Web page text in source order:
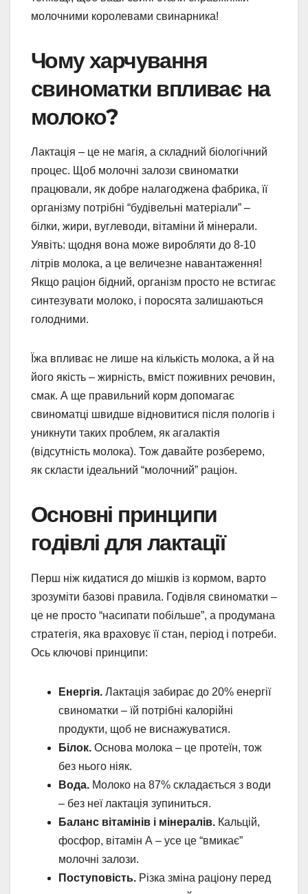
молочними королевами свинарника!
Чому харчування
свиноматки впливає на
молоко?
Лактація – це не магія, а складний біологічний
процес. Щоб молочні залози свиноматки
працювали, як добре налагоджена фабрика, її
організму потрібні “будівельні матеріали” –
білки, жири, вуглеводи, вітаміни й мінерали.
Уявіть: щодня вона може виробляти до 8-10
літрів молока, а це величезне навантаження!
Якщо раціон бідний, організм просто не встигає
синтезувати молоко, і поросята залишаються
голодними.
Їжа впливає не лише на кількість молока, а й на
його якість – жирність, вміст поживних речовин,
смак. А ще правильний корм допомагає
свиноматці швидше відновитися після пологів і
уникнути таких проблем, як агалактія
(відсутність молока). Тож давайте розберемо,
як скласти ідеальний “молочний” раціон.
Основні принципи
годівлі для лактації
Перш ніж кидатися до мішків із кормом, варто
зрозуміти базові правила. Годівля свиноматки –
це не просто “насипати побільше”, а продумана
стратегія, яка враховує її стан, період і потреби.
Ось ключові принципи:
Енергія. Лактація забирає до 20% енергії
свиноматки – їй потрібні калорійні
продукти, щоб не виснажуватися.
Білок. Основа молока – це протеїн, тож
без нього ніяк.
Вода. Молоко на 87% складається з води
– без неї лактація зупиниться.
Баланс вітамінів і мінералів. Кальцій,
фосфор, вітамін А – усе це “вмикає”
молочні залози.
Поступовість. Різка зміна раціону перед